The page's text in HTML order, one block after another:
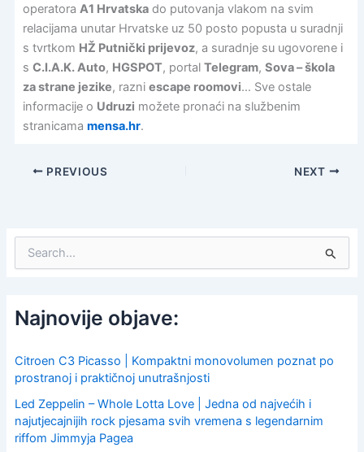
operatora A1 Hrvatskado putovanja vlakom na svim
relacijama unutar Hrvatske uz 50 posto popusta u suradnji
s tvrtkom HŽ Putnički prijevoz, a suradnje su ugovorene i
s C.I.A.K. Auto, HGSPOT, portal Telegram, Sova – škola
za strane jezike, razni escape roomovi… Sve ostale
informacije o Udruzi možete pronaći na službenim
stranicama mensa.hr.
PREVIOUS NEXT
c
h
o
r
Najnovije objave:
Citroen C3 Picasso | Kompaktni monovolumen poznat po
prostranoj i praktičnoj unutrašnjosti
Led Zeppelin – Whole Lotta Love | Jedna od najvećih i
najutjecajnijih rock pjesama svih vremena s legendarnim
riffom Jimmyja Pagea